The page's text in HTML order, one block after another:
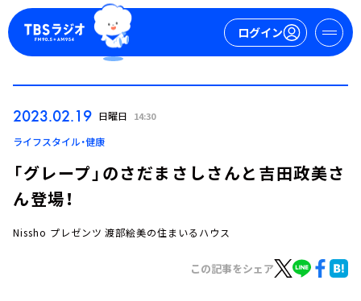
ログイン
ログイン
2023.02.19 日曜日 14:30
ライフスタイル・健康
「グレープ」のさだまさしさんと吉田政美さ
ん登場！
Nissho プレゼンツ 渡部絵美の住まいるハウス
この記事をシェア